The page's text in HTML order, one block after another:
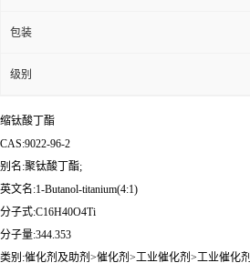
包装
级别
缩钛酸丁酯
CAS:9022-96-2
别名:聚钛酸丁酯;
英文名:1-Butanol-titanium(4:1)
分子式:C16H40O4Ti
分子量:344.353
类别:催化剂及助剂>催化剂>工业催化剂>工业催化剂